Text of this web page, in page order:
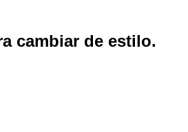
cambiar de estilo.